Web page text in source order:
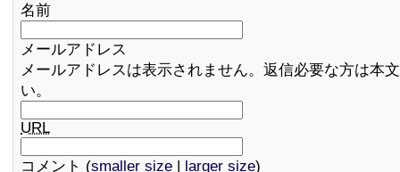
名前
メールアドレス
メールアドレスは表示されません。返信必要な方は本
い。
URL
コメント (smaller size | larger size)